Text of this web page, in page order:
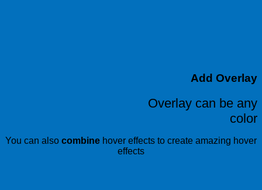
Add Overlay
Overlay can be any
color
You can also combine hover effects to create amazing hover
effects